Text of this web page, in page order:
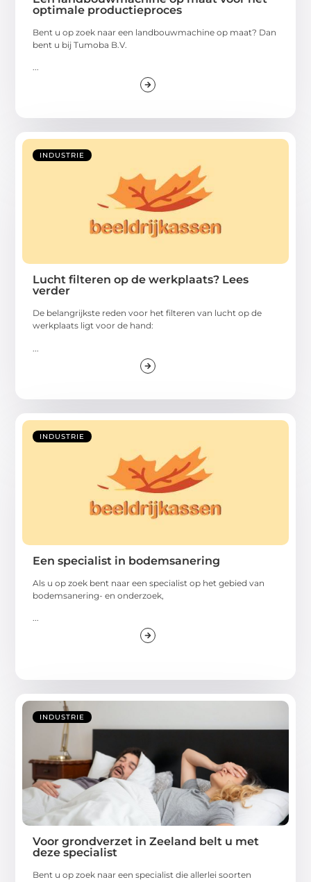
optimale productieproces
Bent u op zoek naar een landbouwmachine op maat? Dan
bent u bij Tumoba B.V.
...
INDUSTRIE
Lucht filteren op de werkplaats? Lees
verder
De belangrijkste reden voor het filteren van lucht op de
werkplaats ligt voor de hand:
INDUSTRIE
Een specialist in bodemsanering
Als u op zoek bent naar een specialist op het gebied van
bodemsanering- en onderzoek,
...
INDUSTRIE
Voor grondverzet in Zeeland belt u met
deze specialist
Bent u op zoek naar een specialist die allerlei soorten